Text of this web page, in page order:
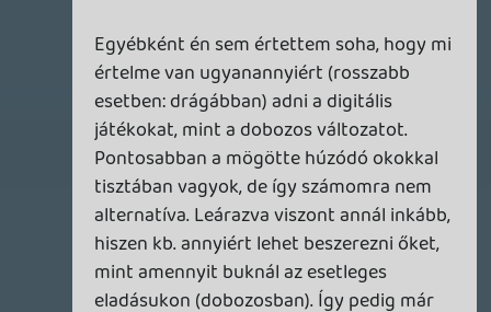
Amikor ugyanis bejott ez a digitalis dolog
en nem valtottam, es a mai napig nem
bizom benne. Szerverek megszunnek,
cegek csodbe mennek, jatekokat ilyen-
olyan indokok miatt levesznek a store-
okbol, az account-okat feltorik /
felfuggesztik. Egyszeruen nem bizom a
digitalis disztribucioban (tul sok minden
veheti el tolem azt amit megvettem).
Orulok, hogy legalabb meg egy
generacionyi ideig a hozzam hasonlo
oskovuletek is konzolozhatnak.